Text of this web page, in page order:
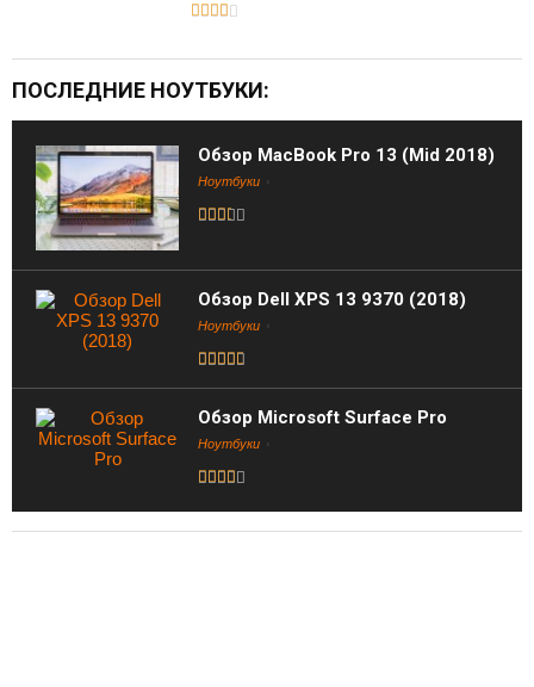
ПОСЛЕДНИЕ НОУТБУКИ:
Обзор MacBook Pro 13 (Mid 2018)
Ноутбуки
Обзор Dell XPS 13 9370 (2018)
Ноутбуки
Обзор Microsoft Surface Pro
Ноутбуки